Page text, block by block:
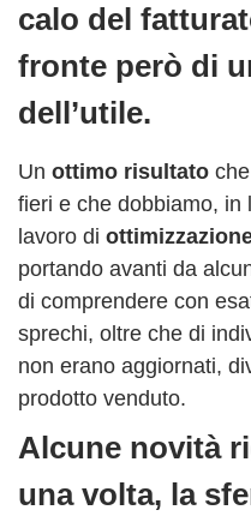
calo del
fronte però di
dell’utile.
Un ottimo risultato
fieri e che dobbiamo, in
lavoro di
portando avanti da
di comprendere con
sprechi, oltre che di
non erano aggiornati,
prodotto venduto.
Alcune novità
una volta, la